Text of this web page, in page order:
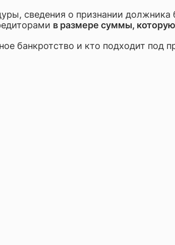
сведения о признании
в размере суммы, которую
банкротство и кто подходит под